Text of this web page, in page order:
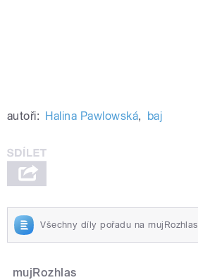
autoři: Halina Pawlowská, baj
Všechny díly pořadu na mujRozhlas
mujRozhlas